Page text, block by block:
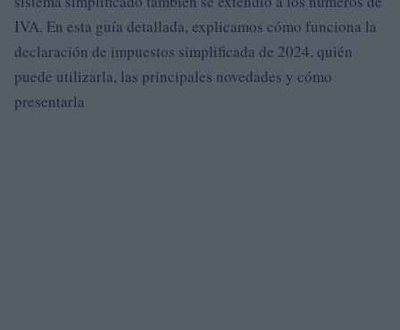
IVA. En esta guía detallada, explicamos cómo funciona la
declaración de impuestos simplificada de 2024, quién
puede utilizarla, las principales novedades y cómo
presentarla